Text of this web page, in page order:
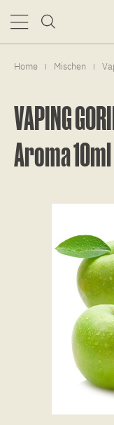
Home | Mischen |
VAPING
Aroma 10ml